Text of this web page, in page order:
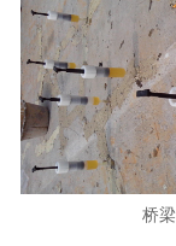
桥